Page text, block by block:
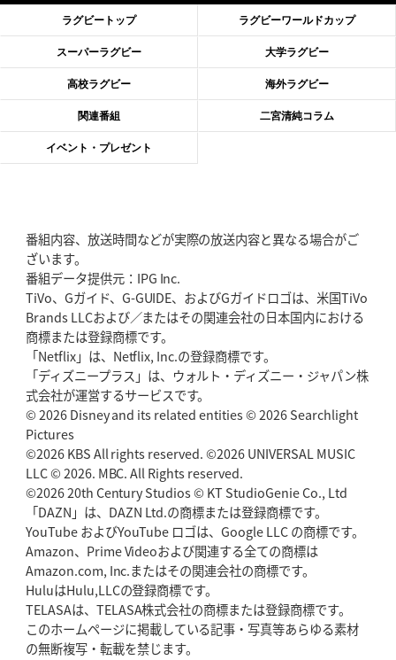
滑川剛人レフリー、早過ぎる引退「27年W杯の主審、遠のいた夢」
2026年6月11日(木)更新
神戸、リーグワン初優勝の道のりデイブ・レニーHCの功績と財産
2026年6月4日(木)更新
“泣き虫先生”こと山口良治氏死去「信は力なり」骨太の教育方針
2026年5月21日(木)更新
狭山RG、ライチェル海遥スタッフ入り
ッション
2026年5月14日(木)更新
神戸、1位通過の立役者レタリック
「悲運の闘将」宮地克実氏死去 熱血指導で埼玉WKの基礎築く
2026年4月30日(木)更新
BR東京、「ユニバーサルデー」の意義「特別からノーマルへ」が最終
ゴール
2026年4月23日(木)更新
元代表ラピース、今季限りで引退「クボタは10年いた自分のホーム」
2026年4月16日(木)更新
BL東京「強化拠点」を「共有財産」に新クラブハウスは「皆に開かれ
た空間」
ラグビートップ ラグビーワールドカップ
スーパーラグビー 大学ラグビー
高校ラグビー 海外ラグビー
関連番組 二宮清純コラム
イベント・プレゼント
番組内容、放送時間などが実際の放送内容と異なる場合がご
ざいます。
番組データ提供元：IPG Inc.
TiVo、Gガイド、G-GUIDE、およびGガイドロゴは、米国TiVo
Brands LLCおよび／またはその関連会社の日本国内における
商標または登録商標です。
「Netflix」は、Netflix, Inc.の登録商標です。
「ディズニープラス」は、ウォルト・ディズニー・ジャパン株
式会社が運営するサービスです。
© 2026 Disney and its related entities © 2026 Searchlight
Pictures
©2026 KBS All rights reserved. ©2026 UNIVERSAL MUSIC
LLC © 2026. MBC. All Rights reserved.
©2026 20th Century Studios © KT StudioGenie Co., Ltd
「DAZN」は、DAZN Ltd.の商標または登録商標です。
YouTube およびYouTube ロゴは、Google LLC の商標です。
Amazon、Prime Videoおよび関連する全ての商標は
Amazon.com, Inc.またはその関連会社の商標です。
HuluはHulu,LLCの登録商標です。
TELASAは、TELASA株式会社の商標または登録商標です。
このホームページに掲載している記事・写真等あらゆる素材
の無断複写・転載を禁じます。